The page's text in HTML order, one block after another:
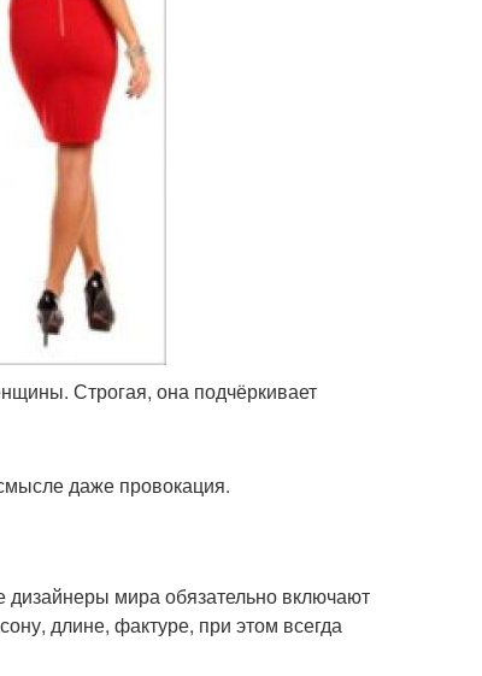
Строгая, она подчёркивает
даже провокация.
мира обязательно включают
длине, фактуре, при этом всегда